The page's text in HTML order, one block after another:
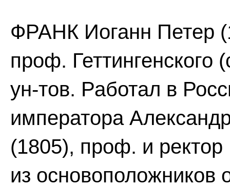
ФРАНК Иоганн Петер
проф. Геттингенского
ун-тов. Работал в
императора
(1805), проф. и
из основоположников